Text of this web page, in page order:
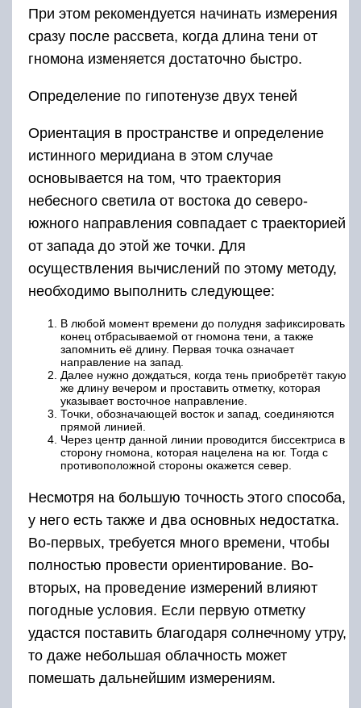
При этом рекомендуется начинать измерения
сразу после рассвета, когда длина тени от
гномона изменяется достаточно быстро.
Определение по гипотенузе двух теней
Ориентация в пространстве и определение
истинного меридиана в этом случае
основывается на том, что траектория
небесного светила от востока до северо-
южного направления совпадает с траекторией
от запада до этой же точки. Для
осуществления вычислений по этому методу,
необходимо выполнить следующее:
В любой момент времени до полудня зафиксировать
конец отбрасываемой от гномона тени, а также
запомнить её длину. Первая точка означает
направление на запад.
Далее нужно дождаться, когда тень приобретёт такую
же длину вечером и проставить отметку, которая
указывает восточное направление.
Точки, обозначающей восток и запад, соединяются
прямой линией.
Через центр данной линии проводится биссектриса в
сторону гномона, которая нацелена на юг. Тогда с
противоположной стороны окажется север.
Несмотря на большую точность этого способа,
у него есть также и два основных недостатка.
Во-первых, требуется много времени, чтобы
полностью провести ориентирование. Во-
вторых, на проведение измерений влияют
погодные условия. Если первую отметку
удастся поставить благодаря солнечному утру,
то даже небольшая облачность может
помешать дальнейшим измерениям.